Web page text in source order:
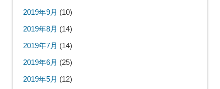
2019年9月 (10)
2019年8月 (14)
2019年7月 (14)
2019年6月 (25)
2019年5月 (12)